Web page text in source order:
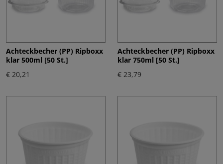
Achteckbecher (PP) Ripboxx
klar 500ml [50 St.]
€ 20,21
Achteckbecher (PP) Ripboxx
klar 750ml [50 St.]
€ 23,79